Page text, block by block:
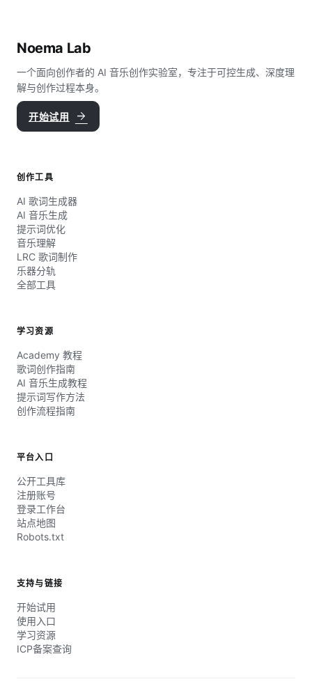
Noema Lab
一个面向创作者的 AI 音乐创作实验室，专注于可控生成、深度理
解与创作过程本身。
开始试用 arrow_forward
创作工具
AI 歌词生成器
AI 音乐生成
提示词优化
音乐理解
LRC 歌词制作
乐器分轨
全部工具
学习资源
Academy 教程
歌词创作指南
AI 音乐生成教程
提示词写作方法
创作流程指南
平台入口
公开工具库
注册账号
登录工作台
站点地图
Robots.txt
支持与链接
开始试用
使用入口
学习资源
ICP备案查询